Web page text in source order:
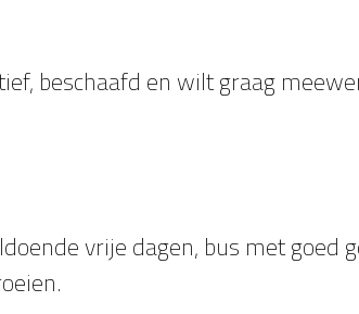
beschaafd en wilt graag
vrije dagen, bus met goed